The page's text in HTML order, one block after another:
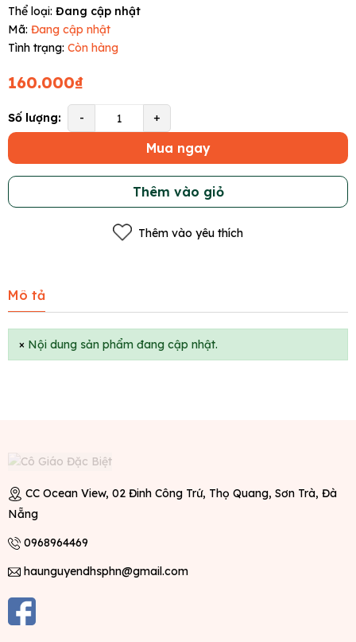
Thể loại: Đang cập nhật
Mã: Đang cập nhật
Tình trạng: Còn hàng
160.000₫
Số lượng: - +
Mua ngay
Thêm vào giỏ
Thêm vào yêu thích
Mô tả
× Nội dung sản phẩm đang cập nhật.
CC Ocean View, 02 Đinh Công Trứ, Thọ Quang, Sơn Trà, Đà
Nẵng
0968964469
haunguyendhsphn@gmail.com